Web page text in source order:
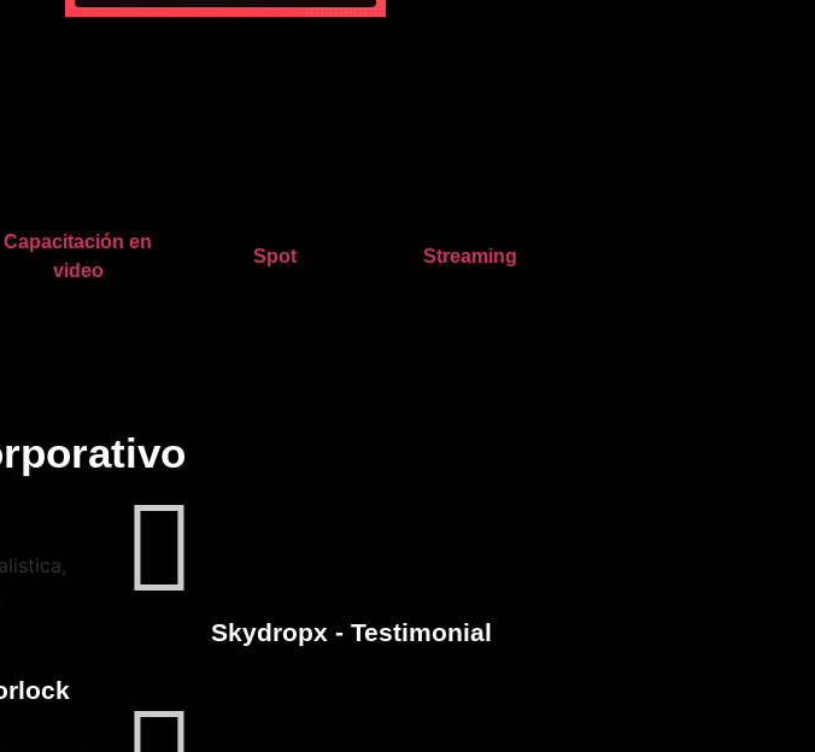
Capacitación en
video
Spot Streaming
Skydropx - Testimonial